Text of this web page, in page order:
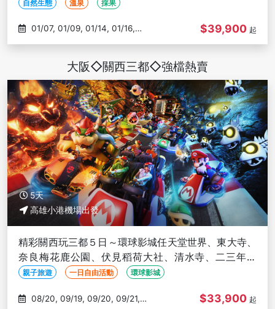
自然生態 溫泉 採果
01/17
$39,900 起
大阪◇關西三都◇強檔熱賣
5天
高雄小港機場出發
精彩關西玩三都５日～環球影城任天堂世界、東大寺、
奈良梅花鹿公園、伏見稻荷大社、清水寺、二三年坂
道-高雄出發
親子旅遊 一日自由活動 環球影城
$33,900 起